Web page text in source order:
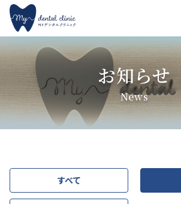
MYデンタルクリニック渋谷 TOP
お知らせ
News
すべて